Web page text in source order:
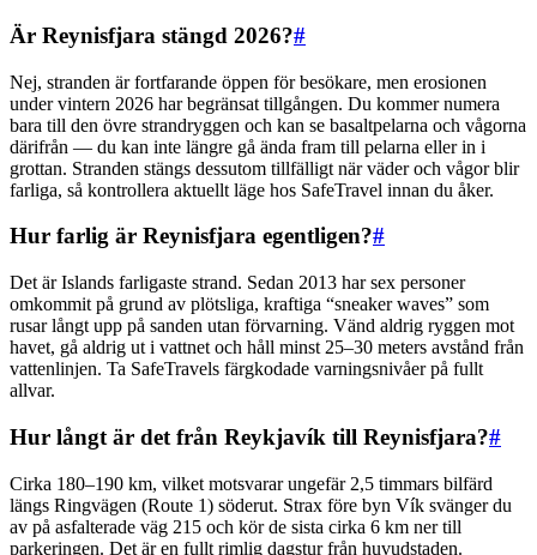
Är Reynisfjara stängd 2026?#
Nej, stranden är fortfarande öppen för besökare, men erosionen
under vintern 2026 har begränsat tillgången. Du kommer numera
bara till den övre strandryggen och kan se basaltpelarna och vågorna
därifrån — du kan inte längre gå ända fram till pelarna eller in i
grottan. Stranden stängs dessutom tillfälligt när väder och vågor blir
farliga, så kontrollera aktuellt läge hos SafeTravel innan du åker.
Hur farlig är Reynisfjara egentligen?#
Det är Islands farligaste strand. Sedan 2013 har sex personer
omkommit på grund av plötsliga, kraftiga “sneaker waves” som
rusar långt upp på sanden utan förvarning. Vänd aldrig ryggen mot
havet, gå aldrig ut i vattnet och håll minst 25–30 meters avstånd från
vattenlinjen. Ta SafeTravels färgkodade varningsnivåer på fullt
allvar.
Hur långt är det från Reykjavík till Reynisfjara?#
Cirka 180–190 km, vilket motsvarar ungefär 2,5 timmars bilfärd
längs Ringvägen (Route 1) söderut. Strax före byn Vík svänger du
av på asfalterade väg 215 och kör de sista cirka 6 km ner till
parkeringen. Det är en fullt rimlig dagstur från huvudstaden.